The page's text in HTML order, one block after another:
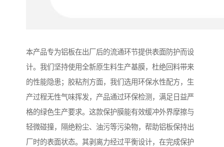
本产品专为铝板在出厂后的流通环节提供表面防护而设
计。我们坚持使用全新原生料生产基膜，杜绝回料带来
的性能隐患；胶粘剂方面，我们选用环保水性配方，生
产过程无性气味挥发，产品通过环保检测，满足日益严
格的绿色生产要求。这款保护膜能有效缓冲外界摩擦与
轻微碰撞，隔绝粉尘、油污等污染物，帮助铝板保持出
厂时的表面状态。其剥离力经过平衡设计，在完成保护